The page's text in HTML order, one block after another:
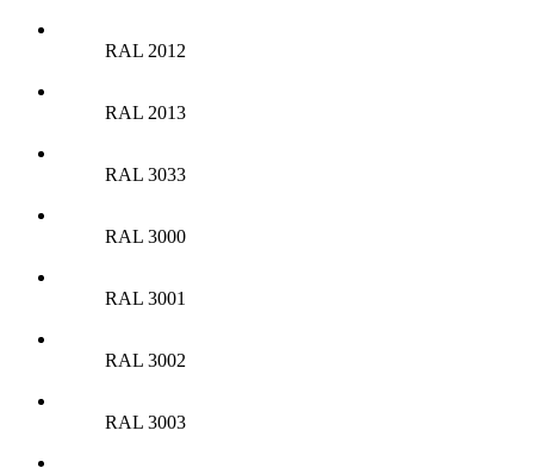
RAL 2012
RAL 2013
RAL 3033
RAL 3000
RAL 3001
RAL 3002
RAL 3003